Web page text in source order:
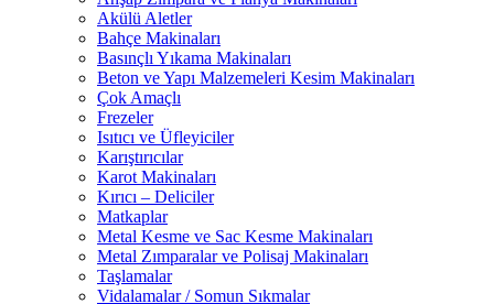
Akülü Aletler
Bahçe Makinaları
Basınçlı Yıkama Makinaları
Beton ve Yapı Malzemeleri Kesim Makinaları
Çok Amaçlı
Frezeler
Isıtıcı ve Üfleyiciler
Karıştırıcılar
Karot Makinaları
Kırıcı – Deliciler
Matkaplar
Metal Kesme ve Sac Kesme Makinaları
Metal Zımparalar ve Polisaj Makinaları
Taşlamalar
Vidalamalar / Somun Sıkmalar